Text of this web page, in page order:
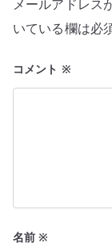
ョ
ン
メールアドレス
いている欄は必
コメント ※
名前※